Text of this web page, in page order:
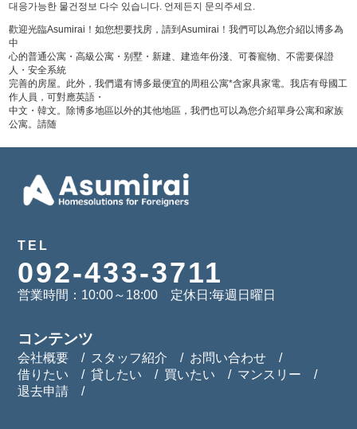
대응가능한 물건정보 다수 있습니다. 언제든지 문의주세요.
歡迎光臨Asumirai！如您想要找房，請到Asumirai！我們可以為您介紹以博多為
中
心的普通公寓・高級公寓・别墅・新建、建造年份淺、可養寵物、不需要保證
人・安全系統
完善的房屋。此外，我們還有博多最便宜的周租公寓*含家具家電。我店有母國工
作人員，可對應英語・
中文・韓文。除博多地區以外的其他地區，我們也可以為您介紹單身公寓和家族
公寓。請随
TEL
092-433-3711
営業時間：10:00～18:00 定休日:毎週日曜日
コンテンツ
会社概要 スタッフ紹介
お問い合わせ
借りたい
貸したい 買いたい
マンスリー
退去申請